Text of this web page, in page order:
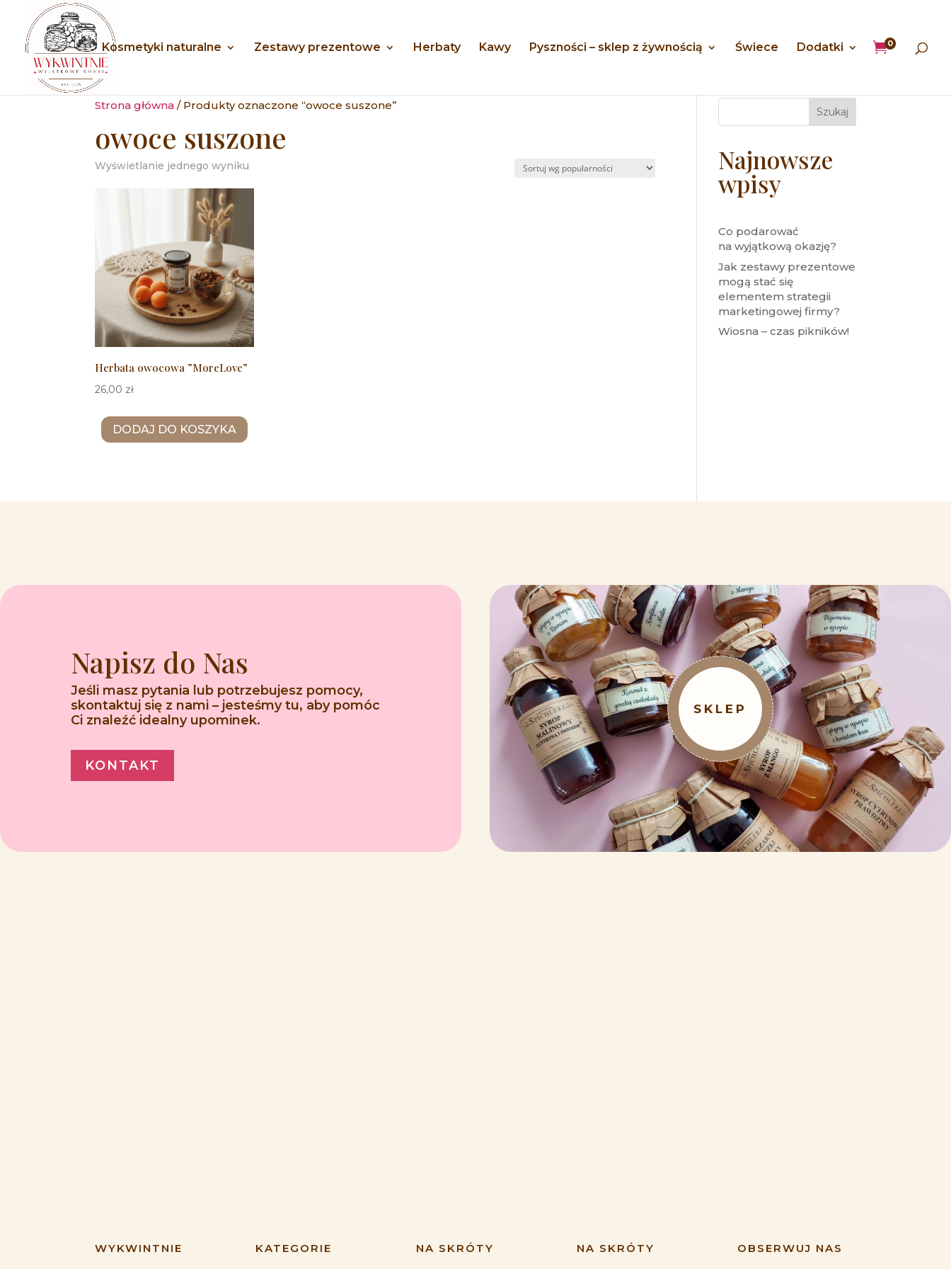
Kosmetyki naturalne Zestawy prezentowe Herbaty Kawy Pyszności – sklep z żywnością Świece Dodatki 0
Strona główna / Produkty oznaczone “owoce suszone”
owoce suszone
Wyświetlanie jednego wyniku
Herbata owocowa ”MoreLove”
26,00 zł
DODAJ DO KOSZYKA
Szukaj
Najnowsze
wpisy
Co podarować
na wyjątkową okazję?
Jak zestawy prezentowe
mogą stać się
elementem strategii
marketingowej firmy?
Wiosna – czas pikników!
Napisz do Nas
Jeśli masz pytania lub potrzebujesz pomocy,
skontaktuj się z nami – jesteśmy tu, aby pomóc
Ci znaleźć idealny upominek.
KONTAKT
SKLEP
WYKWINTNIE KATEGORIE NA SKRÓTY NA SKRÓTY OBSERWUJ NAS